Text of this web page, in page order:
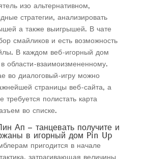
изо альтернативном,
стратегии, анализировать
а также выигрышей. В чате
смайликов и есть возможность
В каждом веб-игорный дом
области-взаимоизмененному.
во диалоговый-игру можно
страницы веб-сайта, а
требуется полистать карта
во списке.
Ап – танцевать получите и
в игорный дом Pin Up
пригодится в начале